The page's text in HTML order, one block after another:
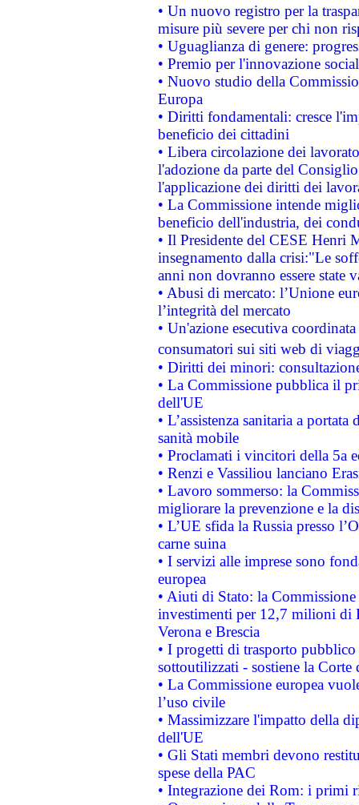
• Un nuovo registro per la
misure più severe per chi non
• Uguaglianza di genere:
• Premio per l'innovazione
• Nuovo studio della
Europa
• Diritti fondamentali: cresce
beneficio dei cittadini
• Libera circolazione dei
l'adozione da parte del
l'applicazione dei diritti dei
• La Commissione intende
beneficio dell'industria, dei
• Il Presidente del CESE Henri
insegnamento dalla crisi:"Le
anni non dovranno essere state
• Abusi di mercato: l’Unione
l’integrità del mercato
• Un'azione esecutiva
consumatori sui siti web di
• Diritti dei minori:
• La Commissione pubblica il
dell'UE
• L’assistenza sanitaria a
sanità mobile
• Proclamati i vincitori della 5a
• Renzi e Vassiliou lanciano
• Lavoro sommerso: la
migliorare la prevenzione e la
• L’UE sfida la Russia presso
carne suina
• I servizi alle imprese sono
europea
• Aiuti di Stato: la
investimenti per 12,7 milioni di
Verona e Brescia
• I progetti di trasporto
sottoutilizzati - sostiene la Corte
• La Commissione europea
l’uso civile
• Massimizzare l'impatto della
dell'UE
• Gli Stati membri devono
spese della PAC
• Integrazione dei Rom: i primi